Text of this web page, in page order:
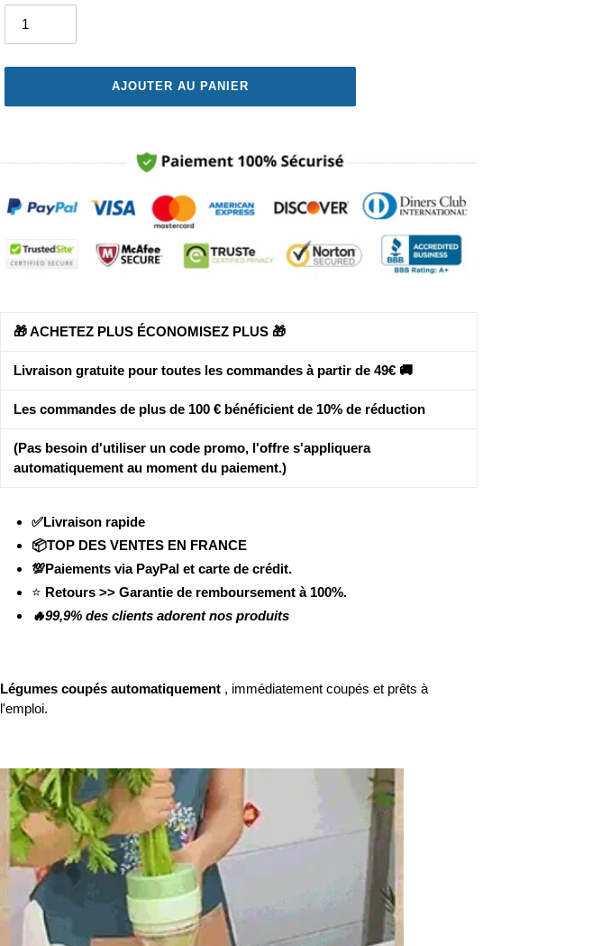
AJOUTER AU PANIER
votre
🎁 ACHETEZ PLUS ÉCONOMISEZ PLUS 🎁
Livraison gratuite pour toutes les commandes à partir de 49€ 🚚
Les commandes de plus de 100 € bénéficient de 10% de réduction
(Pas besoin d'utiliser un code promo, l'offre s'appliquera
automatiquement au moment du paiement.)
✅Livraison rapide
📦TOP DES VENTES EN FRANCE
💯Paiements via PayPal et carte de crédit.
⭐ Retours >> Garantie de remboursement à 100%.
🔥99,9% des clients adorent nos produits
Légumes coupés automatiquement , immédiatement coupés et prêts à
l'emploi.